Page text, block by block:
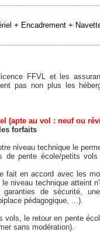
+ Encadrement +
FFVL et les
pas non plus les
(apte au vol : neuf ou
forfaits
niveau technique le
de pente école/petits
fait en accord avec les
niveau technique atteint
de sécurité,
pédagogique, ...).
vols, le retour en pente
sans modération).